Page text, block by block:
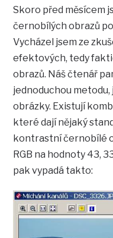
Skoro před měsícem
černobílých obrazů
Vycházel jsem ze
efektových, tedy
obrazů. Náš čtenář
jednoduchou
obrázky. Existují
které dají nějaký
kontrastní černobílé
RGB na hodnoty 43,
pak vypadá takto: